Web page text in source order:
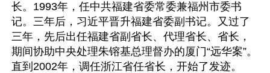
长。1993年，任中共福建省委常委兼福州市委书
记。三年后，习近平晋升福建省委副书记。又过了
三年，先后出任福建省副省长、代理省长、省长，
期间协助中央处理朱镕基总理督办的厦门“远华案”。
直到2002年，调任浙江省任省长，开始了发迹。